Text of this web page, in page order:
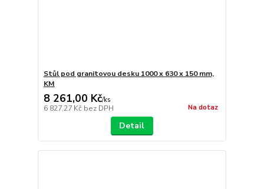
Stůl pod granitovou desku 1000 x 630 x 150 mm,
KM
8 261,00 Kč/ks
6 827,27 Kč bez DPH Na dotaz
Detail